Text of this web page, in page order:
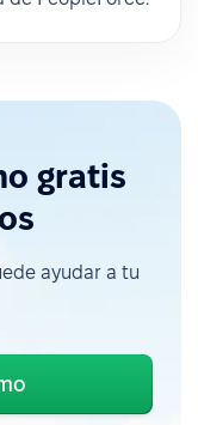
gratis
ayudar a tu